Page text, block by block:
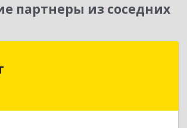
партнеры из соседних
обл, Серов г, Ленина ул,